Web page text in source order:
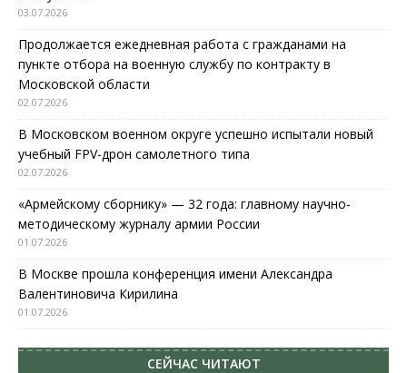
03.07.2026
Продолжается ежедневная работа с гражданами на
пункте отбора на военную службу по контракту в
Московской области
02.07.2026
В Московском военном округе успешно испытали новый
учебный FPV-дрон самолетного типа
02.07.2026
«Армейскому сборнику» — 32 года: главному научно-
методическому журналу армии России
01.07.2026
В Москве прошла конференция имени Александра
Валентиновича Кирилина
01.07.2026
СЕЙЧАС ЧИТАЮТ